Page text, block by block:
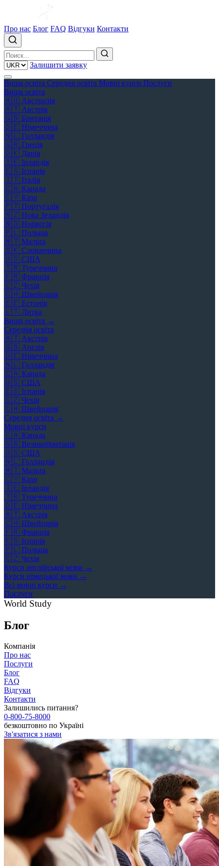
Про нас Блог FAQ Відгуки Контакти
Залишити заявку
Вища освіта Середня освіта Мовні курси Послуги
Вища освіта
🇦🇺 Австралія
🇦🇹 Австрія
🇬🇧 Британія
🇩🇪 Німеччина
🇳🇱 Голландія
🇬🇷 Греція
🇩🇰 Данія
🇮🇪 Ірландія
🇪🇸 Іспанія
🇮🇹 Італія
🇨🇦 Канада
🇨🇾 Кіпр
🇵🇹 Португалія
🇳🇿 Нова Зеландія
🇳🇴 Норвегія
🇵🇱 Польща
🇲🇹 Мальта
🇸🇰 Словаччина
🇺🇸 США
🇹🇷 Туреччина
🇫🇷 Франція
🇨🇿 Чехія
🇨🇭 Швейцарія
🇪🇪 Естонія
🇱🇹 Литва
Вища освіта →
Середня освіта
🇦🇹 Австрія
🇬🇧 Англія
🇩🇪 Німеччина
🇳🇱 Голландія
🇨🇦 Канада
🇺🇸 США
🇪🇸 Іспанія
🇨🇿 Чехія
🇨🇭 Швейцарія
Середня освіта →
Мовні курси
🇨🇦 Канада
🇬🇧 Великобританія
🇺🇸 США
🇳🇱 Голландія
🇲🇹 Мальта
🇨🇾 Кіпр
🇮🇪 Ірландія
🇹🇷 Туреччина
🇩🇪 Німеччина
🇦🇹 Австрія
🇨🇭 Швейцарія
🇫🇷 Франція
🇪🇸 Іспанія
🇵🇱 Польща
🇨🇿 Чехія
Курси англійської мови →
Курси німецької мови →
Всі мовні курси →
Послуги
World Study
Блог
Компанія
Про нас
Послуги
Блог
FAQ
Відгуки
Контакти
Залишились питання?
0-800-75-8000
безкоштовно по Україні
Зв'язатися з нами